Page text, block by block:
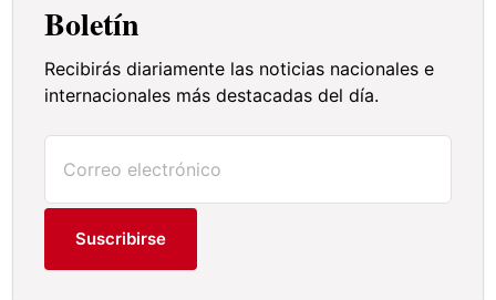
Boletín
Recibirás diariamente las noticias nacionales e
internacionales más destacadas del día.
Suscribirse